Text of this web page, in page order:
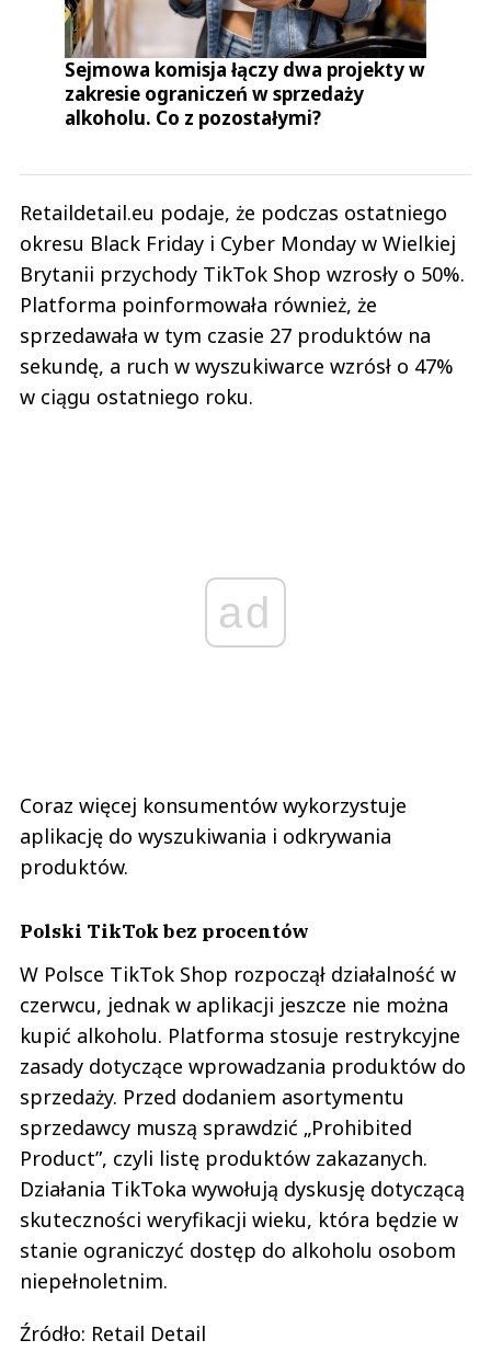
Sejmowa komisja łączy dwa projekty w
zakresie ograniczeń w sprzedaży
alkoholu. Co z pozostałymi?
Retaildetail.eu podaje, że podczas ostatniego
okresu Black Friday i Cyber Monday w Wielkiej
Brytanii przychody TikTok Shop wzrosły o 50%.
Platforma poinformowała również, że
sprzedawała w tym czasie 27 produktów na
sekundę, a ruch w wyszukiwarce wzrósł o 47%
w ciągu ostatniego roku.
ad
Coraz więcej konsumentów wykorzystuje
aplikację do wyszukiwania i odkrywania
produktów.
Polski TikTok bez procentów
W Polsce TikTok Shop rozpoczął działalność w
czerwcu, jednak w aplikacji jeszcze nie można
kupić alkoholu. Platforma stosuje restrykcyjne
zasady dotyczące wprowadzania produktów do
sprzedaży. Przed dodaniem asortymentu
sprzedawcy muszą sprawdzić „Prohibited
Product”, czyli listę produktów zakazanych.
Działania TikToka wywołują dyskusję dotyczącą
skuteczności weryfikacji wieku, która będzie w
stanie ograniczyć dostęp do alkoholu osobom
niepełnoletnim.
Źródło: Retail Detail